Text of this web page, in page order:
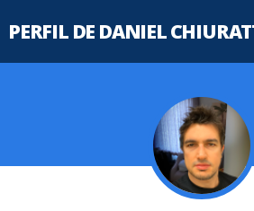
PERFIL DE DANIEL